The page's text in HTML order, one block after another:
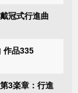
冠式行進曲
作品335
3楽章：行進